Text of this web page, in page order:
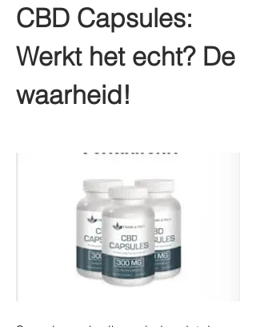
CBD Capsules:
Werkt het echt? De
waarheid!